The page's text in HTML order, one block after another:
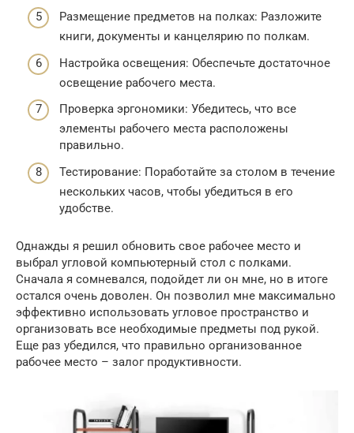
Размещение предметов на полках: Разложите
книги, документы и канцелярию по полкам.
Настройка освещения: Обеспечьте достаточное
освещение рабочего места.
Проверка эргономики: Убедитесь, что все
элементы рабочего места расположены
правильно.
Тестирование: Поработайте за столом в течение
нескольких часов, чтобы убедиться в его
удобстве.
Однажды я решил обновить свое рабочее место и
выбрал угловой компьютерный стол с полками.
Сначала я сомневался, подойдет ли он мне, но в итоге
остался очень доволен. Он позволил мне максимально
эффективно использовать угловое пространство и
организовать все необходимые предметы под рукой.
Еще раз убедился, что правильно организованное
рабочее место – залог продуктивности.